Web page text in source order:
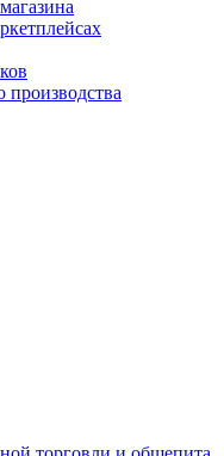
производства